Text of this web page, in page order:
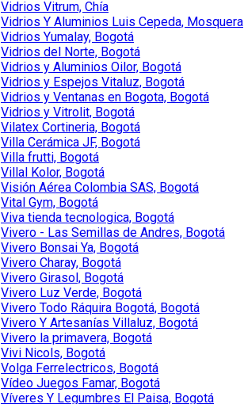
Vidrios Vitrum, Chía
Vidrios Y Aluminios Luis Cepeda, Mosquera
Vidrios Yumalay, Bogotá
Vidrios del Norte, Bogotá
Vidrios y Aluminios Oilor, Bogotá
Vidrios y Espejos Vitaluz, Bogotá
Vidrios y Ventanas en Bogota, Bogotá
Vidrios y Vitrolit, Bogotá
Vilatex Cortineria, Bogotá
Villa Cerámica JF, Bogotá
Villa frutti, Bogotá
Villal Kolor, Bogotá
Visión Aérea Colombia SAS, Bogotá
Vital Gym, Bogotá
Viva tienda tecnologica, Bogotá
Vivero - Las Semillas de Andres, Bogotá
Vivero Bonsai Ya, Bogotá
Vivero Charay, Bogotá
Vivero Girasol, Bogotá
Vivero Luz Verde, Bogotá
Vivero Todo Ráquira Bogotá, Bogotá
Vivero Y Artesanías Villaluz, Bogotá
Vivero la primavera, Bogotá
Vivi Nicols, Bogotá
Volga Ferrelectricos, Bogotá
Vídeo Juegos Famar, Bogotá
Víveres Y Legumbres El Paisa, Bogotá